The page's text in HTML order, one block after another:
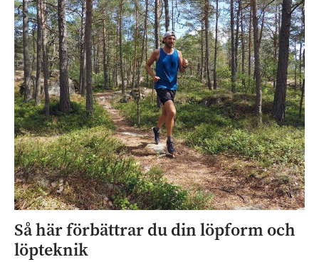
Så här förbättrar du din löpform och
löpteknik